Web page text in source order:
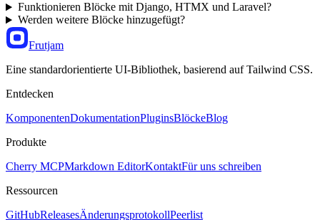
Funktionieren Blöcke mit Django, HTMX und Laravel?
Werden weitere Blöcke hinzugefügt?
Frutjam
Eine standardorientierte UI-Bibliothek, basierend auf Tailwind CSS.
Entdecken
KomponentenDokumentationPluginsBlöckeBlog
Produkte
Cherry MCPMarkdown EditorKontaktFür uns schreiben
Ressourcen
GitHubReleasesÄnderungsprotokollPeerlist